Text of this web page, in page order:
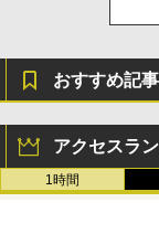
おすすめ記事
アクセスラ
1時間